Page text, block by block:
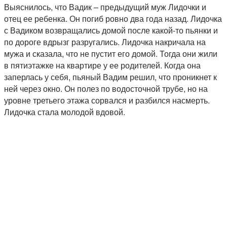
Выяснилось, что Вадик – предыдущий муж Лидочки и
отец ее ребенка. Он погиб ровно два года назад. Лидочка
с Вадиком возвращались домой после какой-то пьянки и
по дороге вдрызг разругались. Лидочка накричала на
мужа и сказала, что не пустит его домой. Тогда они жили
в пятиэтажке на квартире у ее родителей. Когда она
заперлась у себя, пьяный Вадим решил, что проникнет к
ней через окно. Он полез по водосточной трубе, но на
уровне третьего этажа сорвался и разбился насмерть.
Лидочка стала молодой вдовой.